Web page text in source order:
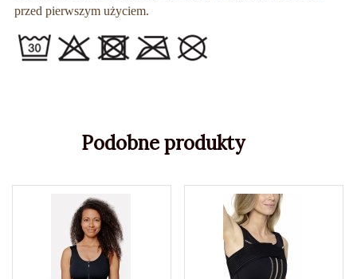
przed pierwszym użyciem.
Podobne produkty